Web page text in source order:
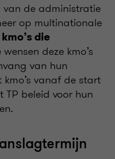
van de administratie
op multinationale
kmo’s die
wensen deze kmo’s
van hun
vanaf de start
TP beleid voor hun